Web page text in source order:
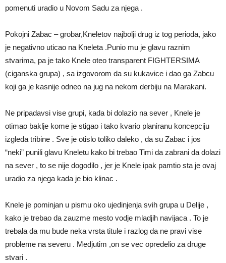
pomenuti uradio u Novom Sadu za njega .
Pokojni Zabac – grobar,Kneletov najbolji drug iz tog perioda, jako
je negativno uticao na Kneleta .Punio mu je glavu raznim
stvarima, pa je tako Knele oteo transparent FIGHTERSIMA
(ciganska grupa) , sa izgovorom da su kukavice i dao ga Zabcu
koji ga je kasnije odneo na jug na nekom derbiju na Marakani.
Ne pripadavsi vise grupi, kada bi dolazio na sever , Knele je
otimao baklje kome je stigao i tako kvario planiranu koncepciju
izgleda tribine . Sve je otislo toliko daleko , da su Zabac i jos
“neki” punili glavu Kneletu kako bi trebao Timi da zabrani da dolazi
na sever , to se nije dogodilo , jer je Knele ipak pamtio sta je ovaj
uradio za njega kada je bio klinac .
Knele je pominjan u pismu oko ujedinjenja svih grupa u Delije ,
kako je trebao da zauzme mesto vodje mladjih navijaca . To je
trebala da mu bude neka vrsta titule i razlog da ne pravi vise
probleme na severu . Medjutim ,on se vec opredelio za druge
stvari .